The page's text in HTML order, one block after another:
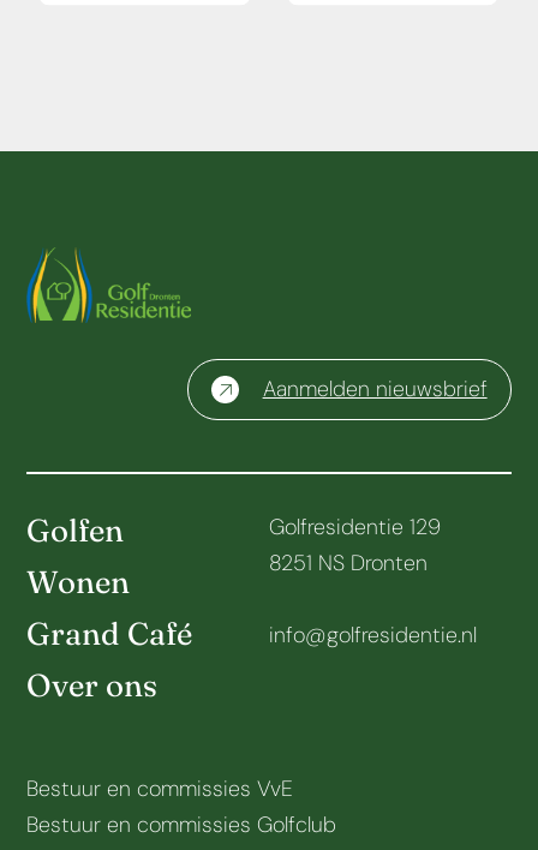
Aanmelden nieuwsbrief
Golfen
Wonen
Grand Café
Over ons
Golfresidentie 129
8251 NS Dronten
info@golfresidentie.nl
Bestuur en commissies VvE
Bestuur en commissies Golfclub